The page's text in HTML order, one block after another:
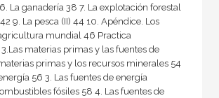
La ganadería 38 7. La explotación forestal
9. La pesca (II) 44 10. Apéndice. Los
mundial 46 Practica
materias primas y las fuentes de
primas y los recursos minerales 54
56 3. Las fuentes de energía
fósiles 58 4. Las fuentes de